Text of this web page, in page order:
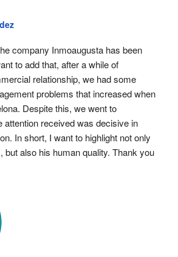
company Inmoaugusta has been
to add that, after a while of
relationship, we had some
problems that increased when
Despite this, we went to
attention received was decisive in
In short, I want to highlight not only
but also his human quality. Thank you